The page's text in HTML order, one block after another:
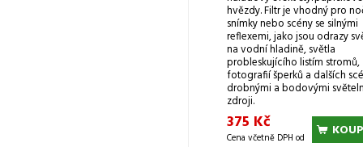
hvězdy. Filtr je vhodný pro
snímky nebo scény se silnými
reflexemi, jako jsou odrazy
na vodní hladině, světla
probleskujícího listím stromů,
fotografií šperků a dalších
drobnými a bodovými
zdroji.
375 Kč
Cena včetně DPH od